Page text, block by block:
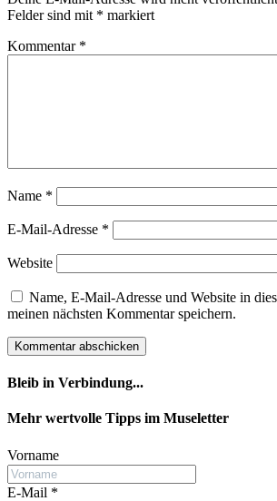
Felder sind mit * markiert
Kommentar *
Name *
E-Mail-Adresse *
Website
Name, E-Mail-Adresse und Website in
meinen nächsten Kommentar speichern.
Bleib in Verbindung...
Facebook
YouTube
Instagram
Mehr wertvolle Tipps im Museletter
Vorname
E-Mail *